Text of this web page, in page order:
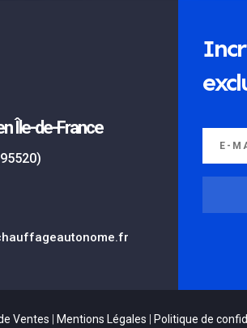
Île-de-France
Ventes Mentions Légales Politique de